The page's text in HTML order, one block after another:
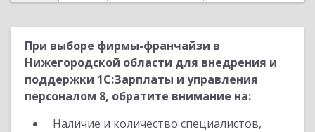
При выборе фирмы-франчайзи в
Нижегородской области для внедрения и
поддержки 1С:Зарплаты и управления
персоналом 8, обратите внимание на:
Наличие и количество специалистов,